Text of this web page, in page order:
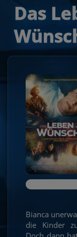
Das
Bianca
die Kinder